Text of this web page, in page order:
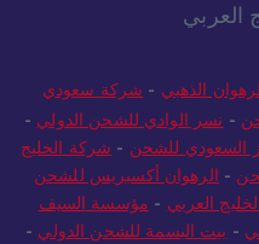
العربي
الذهبي - شركة سعودي
- نسر الوادي للشحن الدولي -
السعودي للشحن - شركة الخليج
- الرهوان أكسبريس للشحن
العربي - مؤسسة السيف
- بيت البسمة للشحن الدولي -